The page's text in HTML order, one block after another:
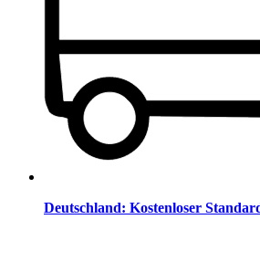
Deutschland: Kostenloser